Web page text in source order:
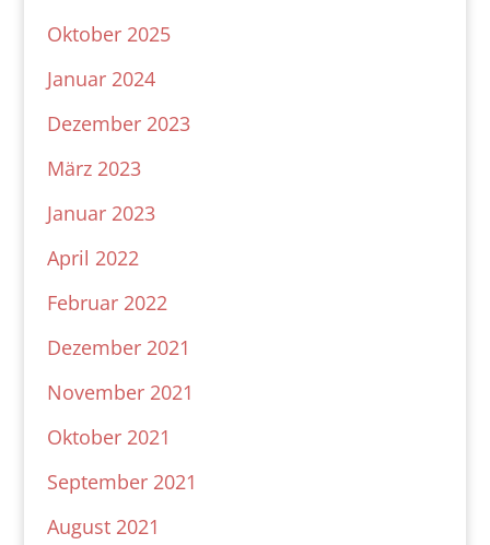
Oktober 2025
Januar 2024
Dezember 2023
März 2023
Januar 2023
April 2022
Februar 2022
Dezember 2021
November 2021
Oktober 2021
September 2021
August 2021